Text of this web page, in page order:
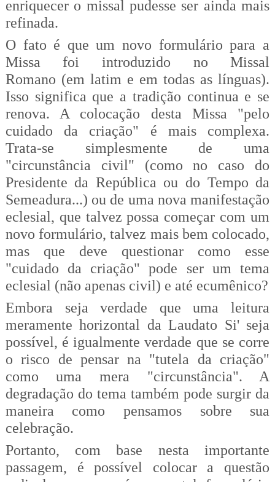
enriquecer o missal pudesse ser ainda mais
refinada.
O fato é que um novo formulário para a
Missa foi introduzido no Missal
Romano (em latim e em todas as línguas).
Isso significa que a tradição continua e se
renova. A colocação desta Missa "pelo
cuidado da criação" é mais complexa.
Trata-se simplesmente de uma
"circunstância civil" (como no caso do
Presidente da República ou do Tempo da
Semeadura...) ou de uma nova manifestação
eclesial, que talvez possa começar com um
novo formulário, talvez mais bem colocado,
mas que deve questionar como esse
"cuidado da criação" pode ser um tema
eclesial (não apenas civil) e até ecumênico?
Embora seja verdade que uma leitura
meramente horizontal daLaudato Si' seja
possível, é igualmente verdade que se corre
o risco de pensar na "tutela da criação"
como uma mera "circunstância". A
degradação do tema também pode surgir da
maneira como pensamos sobre sua
celebração.
Portanto, com base nesta importante
passagem, é possível colocar a questão